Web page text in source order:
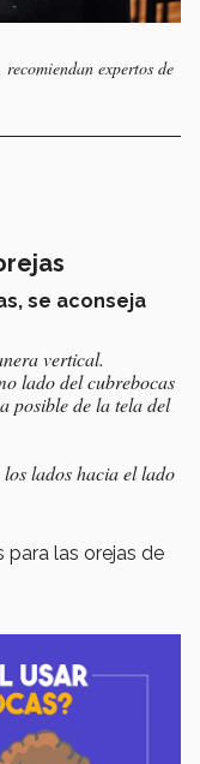
expertos de
se aconseja
vertical.
lado del cubrebocas
posible de la tela del
los lados hacia el lado
para las orejas de